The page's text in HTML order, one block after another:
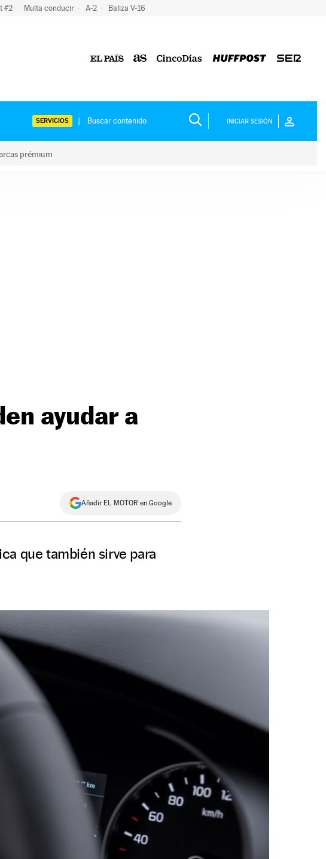
#2 Multa conducir A-2 Baliza V-16
SERVICIOS INICIAR SESIÓN
prémium
ayudar a
Añadir EL MOTOR en Google
que también sirve para